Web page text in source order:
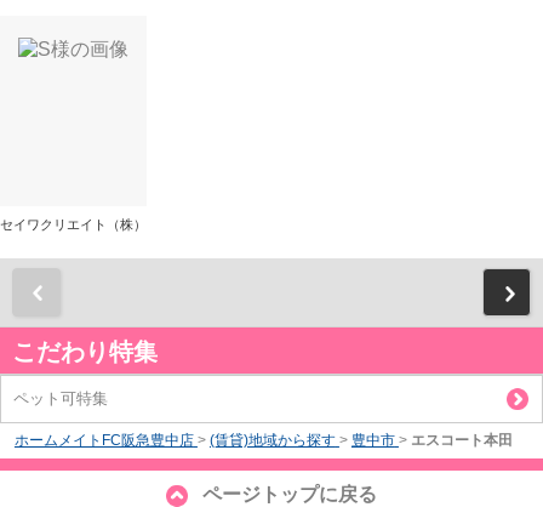
セイワクリエイト（株）
こだわり特集
ペット可特集
ホームメイトFC阪急豊中店 > (賃貸)地域から探す > 豊中市 > エスコート本田
ページトップに戻る